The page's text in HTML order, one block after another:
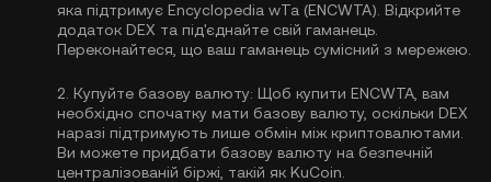
яка підтримує Encyclopedia wTa (ENCWTA). Відкрийте
додаток DEX та під'єднайте свій гаманець.
Переконайтеся, що ваш гаманець сумісний з мережею.
2. Купуйте базову валюту: Щоб купити ENCWTA, вам
необхідно спочатку мати базову валюту, оскільки DEX
наразі підтримують лише обмін між криптовалютами.
Ви можете придбати базову валюту на безпечній
централізованій біржі, такій як KuCoin.